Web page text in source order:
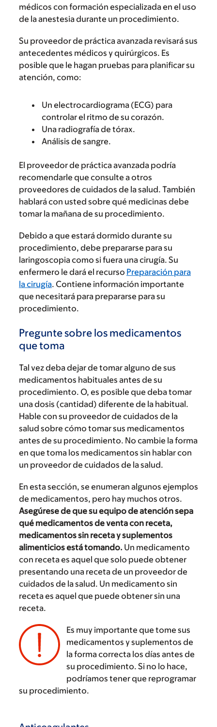
médicos con formación especializada en el uso
de la anestesia durante un procedimiento.
Su proveedor de práctica avanzada revisará sus
antecedentes médicos y quirúrgicos. Es
posible que le hagan pruebas para planificar su
atención, como:
Un electrocardiograma (ECG) para
controlar el ritmo de su corazón.
Una radiografía de tórax.
Análisis de sangre.
El proveedor de práctica avanzada podría
recomendarle que consulte a otros
proveedores de cuidados de la salud. También
hablará con usted sobre qué medicinas debe
tomar la mañana de su procedimiento.
Debido a que estará dormido durante su
procedimiento, debe prepararse para su
laringoscopia como si fuera una cirugía. Su
enfermero le dará el recurso Preparación para
la cirugía. Contiene información importante
que necesitará para prepararse para su
procedimiento.
Pregunte sobre los medicamentos
que toma
Tal vez deba dejar de tomar alguno de sus
medicamentos habituales antes de su
procedimiento. O, es posible que deba tomar
una dosis (cantidad) diferente de la habitual.
Hable con su proveedor de cuidados de la
salud sobre cómo tomar sus medicamentos
antes de su procedimiento. No cambie la forma
en que toma los medicamentos sin hablar con
un proveedor de cuidados de la salud.
En esta sección, se enumeran algunos ejemplos
de medicamentos, pero hay muchos otros.
Asegúrese de que su equipo de atención sepa
qué medicamentos de venta con receta,
medicamentos sin receta y suplementos
alimenticios está tomando. Un medicamento
con receta es aquel que solo puede obtener
presentando una receta de un proveedor de
cuidados de la salud. Un medicamento sin
receta es aquel que puede obtener sin una
receta.
Es muy importante que tome sus
medicamentos y suplementos de
la forma correcta los días antes de
su procedimiento. Si no lo hace,
podríamos tener que reprogramar
su procedimiento.